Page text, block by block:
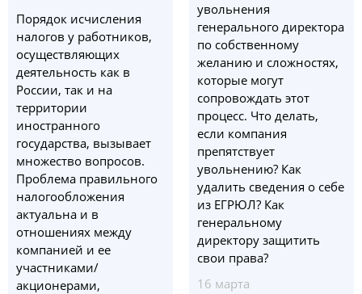
увольнения
генерального директора
по собственному
желанию и сложностях,
которые могут
сопровождать этот
процесс. Что делать,
если компания
препятствует
увольнению? Как
удалить сведения о себе
из ЕГРЮЛ? Как
генеральному
директору защитить
свои права?
16 марта
Порядок исчисления
налогов у работников,
осуществляющих
деятельность как в
России, так и на
территории
иностранного
государства, вызывает
множество вопросов.
Проблема правильного
налогообложения
актуальна и в
отношениях между
компанией и ее
участниками/
акционерами,